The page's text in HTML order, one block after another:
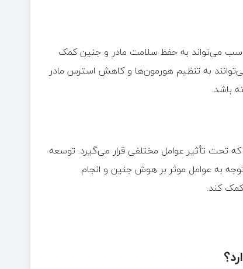
می‌تواند به حفظ سلامت مادر و جنین کمک
به تنظیم هورمون‌ها و کاهش استرس مادر
باشد.
تأثیر عوامل مختلفی قرار می‌گیرد. توسعه
به عوامل موثر بر هوش جنین و انجام
کند.